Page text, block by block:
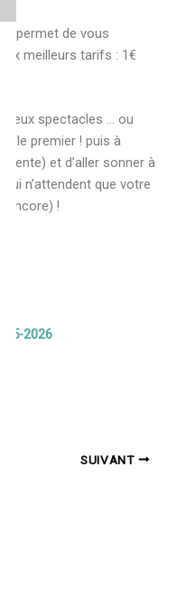
permet de vous
meilleurs tarifs : 1€
deux spectacles … ou
le premier ! puis à
et d’aller sonner à
n’attendent que votre
encore) !
2026
SUIVANT